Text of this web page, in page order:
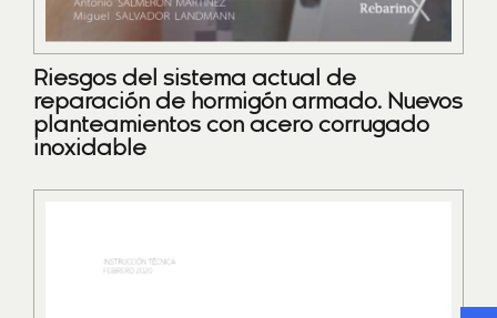
Riesgos del sistema actual de
reparación de hormigón armado. Nuevos
planteamientos con acero corrugado
inoxidable